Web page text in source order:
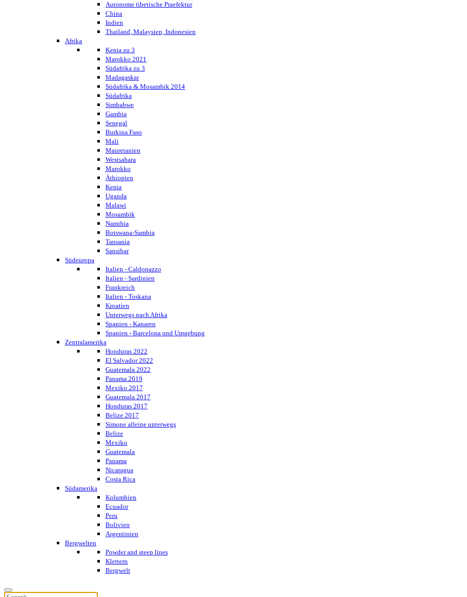
Autonome tibetische Praefektur
China
Indien
Thailand, Malaysien, Indonesien
Afrika
Kenia zu 3
Marokko 2021
Südafrika zu 3
Madagaskar
Südafrika & Mosambik 2014
Südafrika
Simbabwe
Gambia
Senegal
Burkina Faso
Mali
Mauretanien
Westsahara
Marokko
Äthiopien
Kenia
Uganda
Malawi
Mosambik
Namibia
Botswana-Sambia
Tansania
Sansibar
Südeuropa
Italien - Caldonazzo
Italien - Sardinien
Frankreich
Italien - Toskana
Kroatien
Unterwegs nach Afrika
Spanien - Kanaren
Spanien - Barcelona und Umgebung
Zentralamerika
Honduras 2022
El Salvador 2022
Guatemala 2022
Panama 2019
Mexiko 2017
Guatemala 2017
Honduras 2017
Belize 2017
Simone alleine unterwegs
Belize
Mexiko
Guatemala
Panama
Nicaragua
Costa Rica
Südamerika
Kolumbien
Ecuador
Peru
Bolivien
Argentinien
Bergwelten
Powder and steep lines
Klettern
Bergwelt